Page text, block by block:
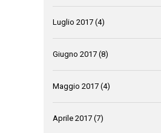
Luglio 2017 (4)
Giugno 2017 (8)
Maggio 2017 (4)
Aprile 2017 (7)